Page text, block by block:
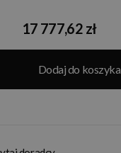
17 777,62 zł
Dodaj do koszyka